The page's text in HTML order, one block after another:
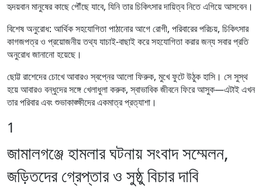
হৃদয়বান মানুষের কাছে পৌঁছে যাবে, যিনি তার চিকিৎসার দায়িত্ব নিতে এগিয়ে আসবেন।
বিশেষ অনুরোধ: আর্থিক সহযোগিতা পাঠানোর আগে রোগী, পরিবারের পরিচয়, চিকিৎসার
কাগজপত্র ও প্রয়োজনীয় তথ্য যাচাই-বাছাই করে সহযোগিতা করার জন্য সবার প্রতি
অনুরোধ জানানো হয়েছে।
ছোট্ট রাশেদের চোখে আবারও স্বপ্নের আলো ফিরুক, মুখে ফুটে উঠুক হাসি। সে সুস্থ
হয়ে আবারও বন্ধুদের সঙ্গে খেলাধুলা করুক, স্বাভাবিক জীবনে ফিরে আসুক—এটাই এখন
তার পরিবার এবং শুভাকাঙ্ক্ষীদের একমাত্র প্রত্যাশা।
1
জামালগঞ্জে হামলার ঘটনায় সংবাদ সম্মেলন,
জড়িতদের গ্রেপ্তার ও সুষ্ঠু বিচার দাবি